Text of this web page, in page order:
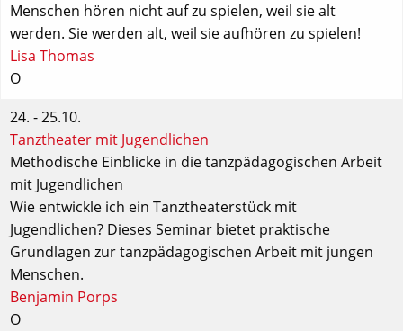
Menschen hören nicht auf zu spielen, weil sie alt
werden. Sie werden alt, weil sie aufhören zu spielen!
Lisa Thomas
O
24. - 25.10.
Tanztheater mit Jugendlichen
Methodische Einblicke in die tanzpädagogischen Arbeit
mit Jugendlichen
Wie entwickle ich ein Tanztheaterstück mit
Jugendlichen? Dieses Seminar bietet praktische
Grundlagen zur tanzpädagogischen Arbeit mit jungen
Menschen.
Benjamin Porps
O